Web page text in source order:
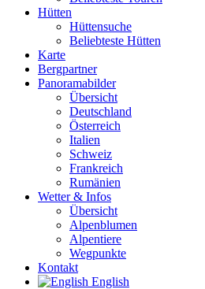
Hütten
Hüttensuche
Beliebteste Hütten
Karte
Bergpartner
Panoramabilder
Übersicht
Deutschland
Österreich
Italien
Schweiz
Frankreich
Rumänien
Wetter & Infos
Übersicht
Alpenblumen
Alpentiere
Wegpunkte
Kontakt
English